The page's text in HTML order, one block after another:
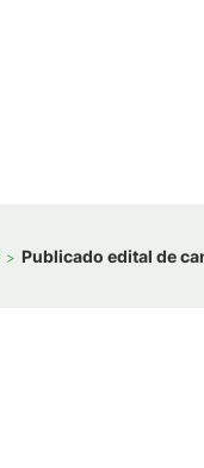
Publicado edital de